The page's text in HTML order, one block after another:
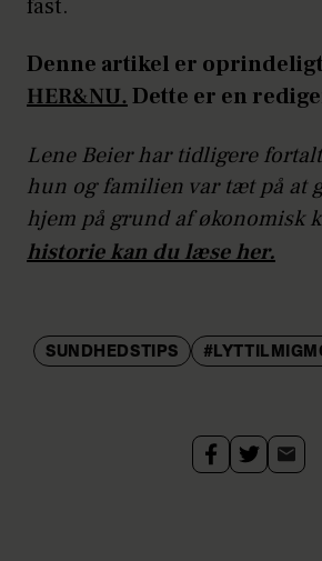
fast.
Denne artikel er
HER&NU.Dette er en
Lene Beier har tidligere
hun og familien var tæt på at
hjem på grund af økonomisk
historie kan du læse her.
SUNDHEDSTIPS